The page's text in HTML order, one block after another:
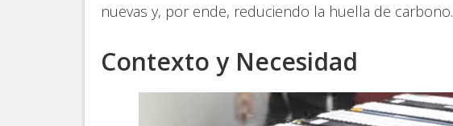
nuevas y, por ende, reduciendo la huella de carbono.
Contexto y Necesidad